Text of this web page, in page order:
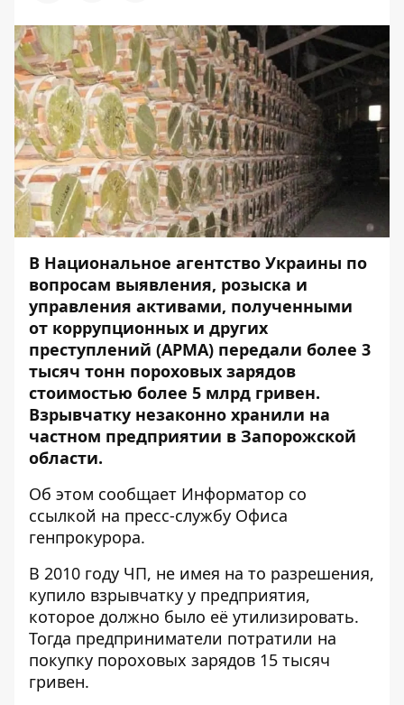
В Национальное агентство Украины по
вопросам выявления, розыска и
управления активами, полученными
от коррупционных и других
преступлений (АРМА) передали более 3
тысяч тонн пороховых зарядов
стоимостью более 5 млрд гривен.
Взрывчатку незаконно хранили на
частном предприятии в Запорожской
области.
Об этом сообщает Информатор со
ссылкой на пресс-службу Офиса
генпрокурора.
В 2010 году ЧП, не имея на то разрешения,
купило взрывчатку у предприятия,
которое должно было её утилизировать.
Тогда предприниматели потратили на
покупку пороховых зарядов 15 тысяч
гривен.